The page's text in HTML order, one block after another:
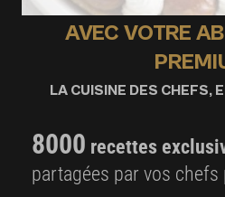
AVEC VOTRE
LA CUISINE DES CHEFS,
8000 recettes
partagées par vos chefs